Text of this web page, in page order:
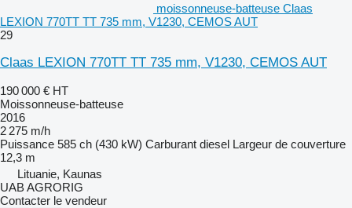
moissonneuse-batteuse Claas
LEXION 770TT TT 735 mm, V1230, CEMOS AUT
29
Claas LEXION 770TT TT 735 mm, V1230, CEMOS AUT
190 000 € HT
Moissonneuse-batteuse
2016
2 275 m/h
Puissance 585 ch (430 kW) Carburant diesel Largeur de couverture
12,3 m
Lituanie, Kaunas
UAB AGRORIG
Contacter le vendeur